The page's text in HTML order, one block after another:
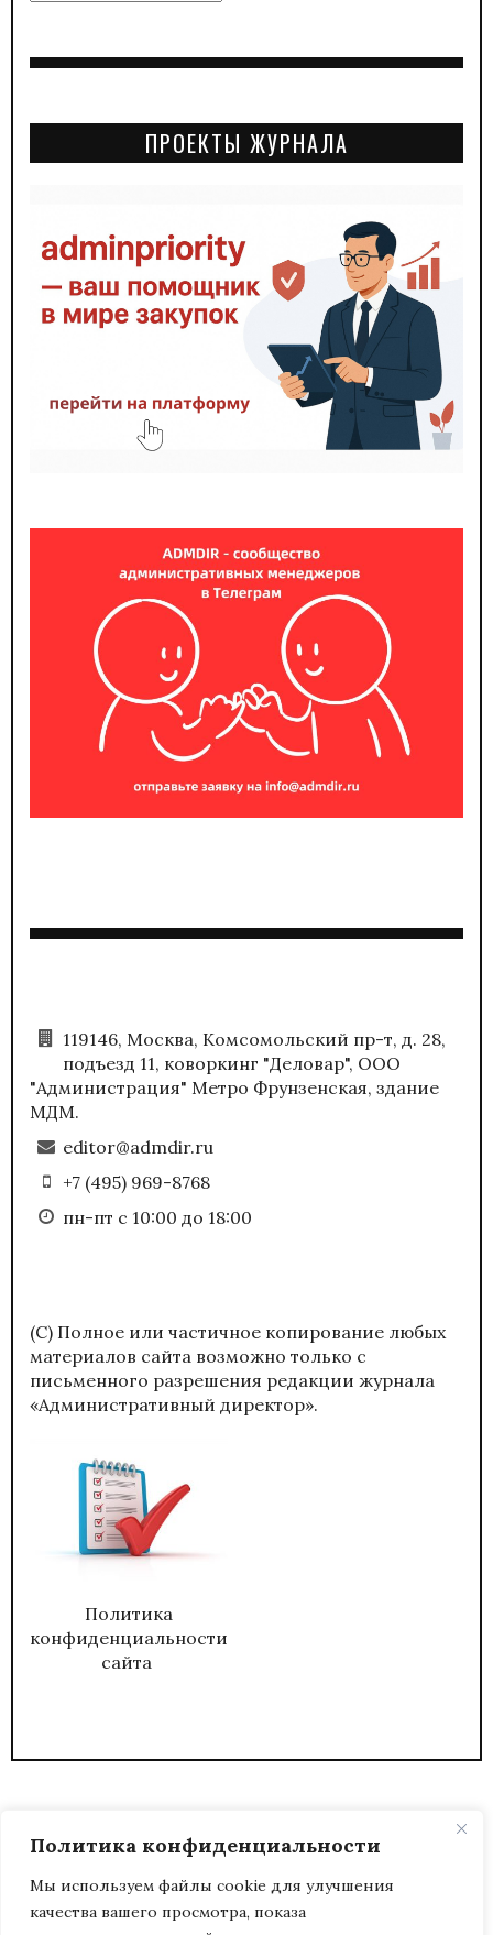
Политика конфиденциальности
Мы используем файлы cookie для улучшения
качества вашего просмотра, показа
ПРОЕКТЫ ЖУРНАЛА
119146, Москва, Комсомольский пр-т, д. 28,
подъезд 11, коворкинг "Деловар", ООО
"Администрация" Метро Фрунзенская, здание
МДМ.
editor@admdir.ru
+7 (495) 969-8768
пн-пт с 10:00 до 18:00
(С) Полное или частичное копирование любых
материалов сайта возможно только с
письменного разрешения редакции журнала
«Административный директор».
Политика
конфиденциальности
сайта